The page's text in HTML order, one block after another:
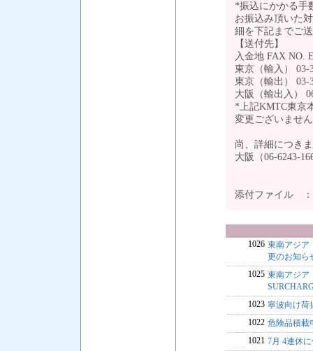
*振込にかかる手
お振込み頂いた
細を下記までご
【送付先】
入金地 FAX NO.
東京（輸入） 03-
東京（輸出） 03-
大阪（輸出入）
*上記KMTC東京
変更ございませ
尚、詳細につき
大阪（06-6243-
添付ファイル
1026 東南アジア
更のお知ら
1025 東南アジア
1023 寧波向け荷
1022 危険品積載
1021 7月 4連休